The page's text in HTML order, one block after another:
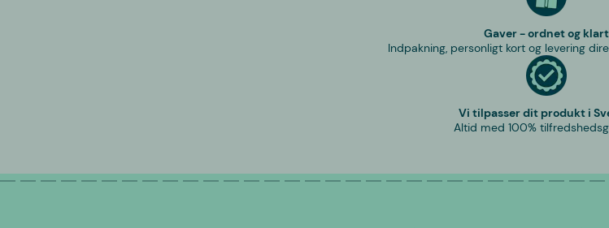
Gaver - ordnet og klart
Indpakning, personligt kort og levering
Vi tilpasser dit produkt i
Altid med 100%